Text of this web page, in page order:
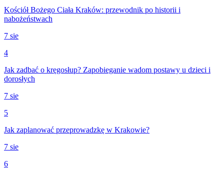
Kościół Bożego Ciała Kraków: przewodnik po historii i
nabożeństwach
7 sie
4
Jak zadbać o kręgosłup? Zapobieganie wadom postawy u dzieci i
dorosłych
7 sie
5
Jak zaplanować przeprowadzkę w Krakowie?
7 sie
6